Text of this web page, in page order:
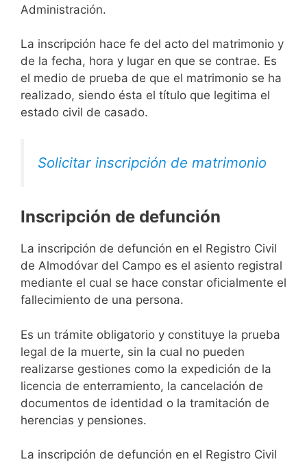
Administración.
La inscripción hace fe del acto del matrimonio y
de la fecha, hora y lugar en que se contrae. Es
el medio de prueba de que el matrimonio se ha
realizado, siendo ésta el título que legitima el
estado civil de casado.
Solicitar inscripción de matrimonio
Inscripción de defunción
La inscripción de defunción en el Registro Civil
de Almodóvar del Campo es el asiento registral
mediante el cual se hace constar oficialmente el
fallecimiento de una persona.
Es un trámite obligatorio y constituye la prueba
legal de la muerte, sin la cual no pueden
realizarse gestiones como la expedición de la
licencia de enterramiento, la cancelación de
documentos de identidad o la tramitación de
herencias y pensiones.
La inscripción de defunción en el Registro Civil